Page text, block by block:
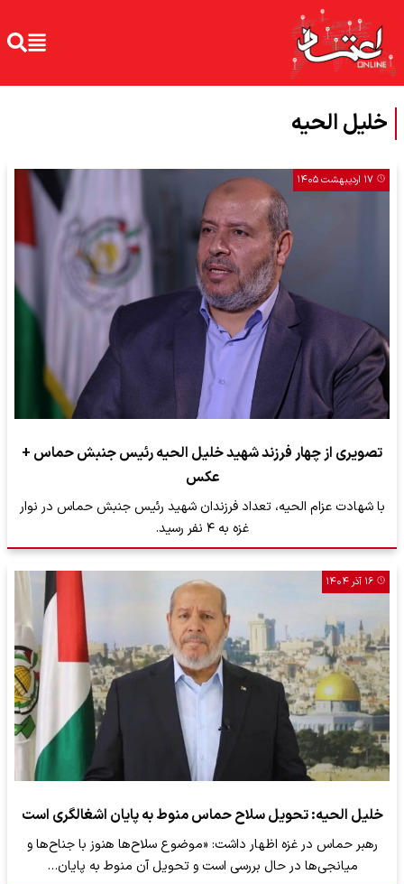
خلیل الحیه
۱۷ اردیبهشت ۱۴۰۵
تصویری از چهار فرزند شهید خلیل الحیه رئیس جنبش حماس +
عکس
با شهادت عزام الحیه، تعداد فرزندان شهید رئیس جنبش حماس در نوار
غزه به ۴ نفر رسید.
۱۶ آذر ۱۴۰۴
خلیل الحیه: تحویل سلاح حماس منوط به پایان اشغالگری است
رهبر حماس در غزه اظهار داشت: «موضوع سلاح‌ها هنوز با جناح‌ها و
میانجی‌ها در حال بررسی است و تحویل آن منوط به پایان…